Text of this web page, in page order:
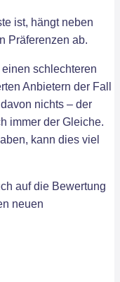
ist, hängt neben
Präferenzen ab.
schlechteren
Anbietern der Fall
nichts – der
immer der Gleiche.
kann dies viel
auf die Bewertung
neuen